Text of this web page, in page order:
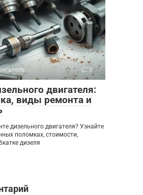
0
двигателя:
виды ремонта и
дизельного двигателя? Узнайте
поломках, стоимости,
дизеля